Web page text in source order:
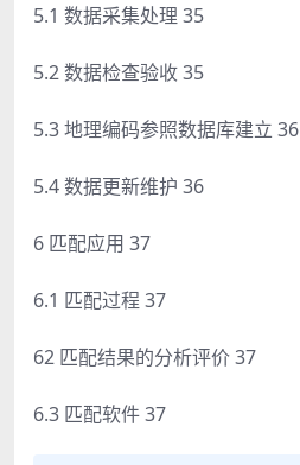
5.1 数据采集处理 35
5.2 数据检查验收 35
5.3 地理编码参照数据库建立 36
5.4 数据更新维护 36
6 匹配应用 37
6.1 匹配过程 37
62 匹配结果的分析评价 37
6.3 匹配软件 37